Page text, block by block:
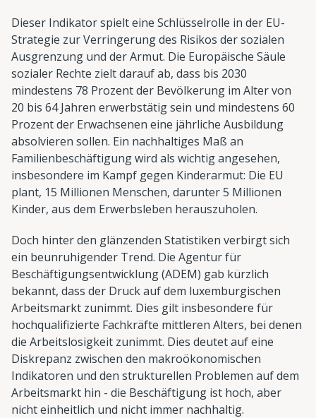
Dieser Indikator spielt eine Schlüsselrolle in der EU-
Strategie zur Verringerung des Risikos der sozialen
Ausgrenzung und der Armut. Die Europäische Säule
sozialer Rechte zielt darauf ab, dass bis 2030
mindestens 78 Prozent der Bevölkerung im Alter von
20 bis 64 Jahren erwerbstätig sein und mindestens 60
Prozent der Erwachsenen eine jährliche Ausbildung
absolvieren sollen. Ein nachhaltiges Maß an
Familienbeschäftigung wird als wichtig angesehen,
insbesondere im Kampf gegen Kinderarmut: Die EU
plant, 15 Millionen Menschen, darunter 5 Millionen
Kinder, aus dem Erwerbsleben herauszuholen.
Doch hinter den glänzenden Statistiken verbirgt sich
ein beunruhigender Trend. Die Agentur für
Beschäftigungsentwicklung (ADEM) gab kürzlich
bekannt, dass der Druck auf dem luxemburgischen
Arbeitsmarkt zunimmt. Dies gilt insbesondere für
hochqualifizierte Fachkräfte mittleren Alters, bei denen
die Arbeitslosigkeit zunimmt. Dies deutet auf eine
Diskrepanz zwischen den makroökonomischen
Indikatoren und den strukturellen Problemen auf dem
Arbeitsmarkt hin - die Beschäftigung ist hoch, aber
nicht einheitlich und nicht immer nachhaltig.